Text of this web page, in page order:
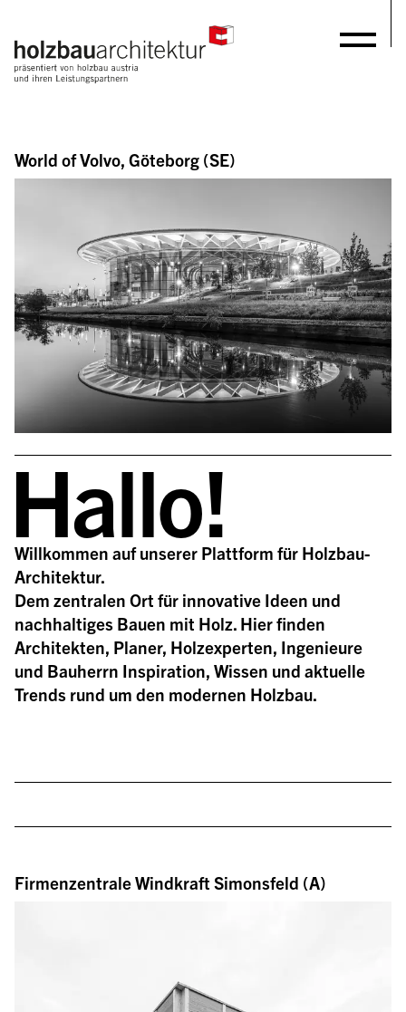
World of Volvo, Göteborg (SE)
Hallo!
Willkommen auf unserer Plattform für Holzbau-
Architektur.
Dem zentralen Ort für innovative Ideen und
nachhaltiges Bauen mit Holz. Hier finden
Architekten, Planer, Holzexperten, Ingenieure
und Bauherrn Inspiration, Wissen und aktuelle
Trends rund um den modernen Holzbau.
Firmenzentrale Windkraft Simonsfeld (A)